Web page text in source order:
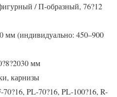
/ П-образный, 76?12
мм (индивидуально: 450–900
мм
карнизы
PL-70?16, PL-100?16, R-